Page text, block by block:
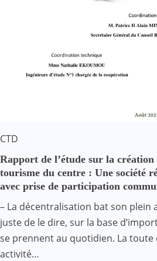
CTD
Rapport de l’étude sur la
tourisme du centre : Une société
avec prise de participation
– La décentralisation bat son plein
juste de le dire, sur la base
se prennent au quotidien. La toute
activité…